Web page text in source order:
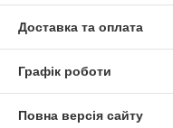
Доставка та оплата
Графік роботи
Повна версія сайту